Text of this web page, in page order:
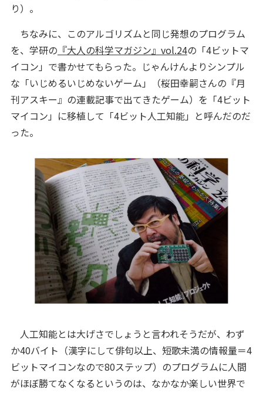
り）。
ちなみに、このアルゴリズムと同じ発想のプログラム
を、学研の 『大人の科学マガジン』vol.24の「4ビットマ
イコン」で書かせてもらった。じゃんけんよりシンプル
な「いじめるいじめないゲーム」（桜田幸嗣さんの『月
刊アスキー』の連載記事で出てきたゲーム）を「4ビット
マイコン」に移植して「4ビット人工知能」と呼んだのだ
った。
人工知能とは大げさでしょうと言われそうだが、わず
か40バイト（漢字にして俳句以上、短歌未満の情報量＝4
ビットマイコンなので80ステップ）のプログラムに人間
がほぼ勝てなくなるというのは、なかなか楽しい世界で